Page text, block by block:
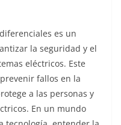
es un
la seguridad y el
eléctricos. Este
fallos en la
a las personas y
En un mundo